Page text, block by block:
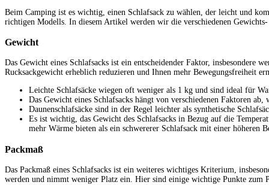
Beim Camping ist es wichtig, einen Schlafsack zu wählen, der leicht und
richtigen Modells. In diesem Artikel werden wir die verschiedenen
Gewicht
Das Gewicht eines Schlafsacks ist ein entscheidender Faktor, insbesondere
Rucksackgewicht erheblich reduzieren und Ihnen mehr Bewegungsfreiheit
Leichte Schlafsäcke wiegen oft weniger als 1 kg und sind ideal für
Das Gewicht eines Schlafsacks hängt von verschiedenen Faktoren
Daunenschlafsäcke sind in der Regel leichter als synthetische
Es ist wichtig, das Gewicht des Schlafsacks in Bezug auf die
mehr Wärme bieten als ein schwererer Schlafsack mit einer höheren
Packmaß
Das Packmaß eines Schlafsacks ist ein weiteres wichtiges Kriterium,
werden und nimmt weniger Platz ein. Hier sind einige wichtige Punkte zum